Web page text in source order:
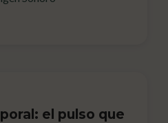
el pulso que